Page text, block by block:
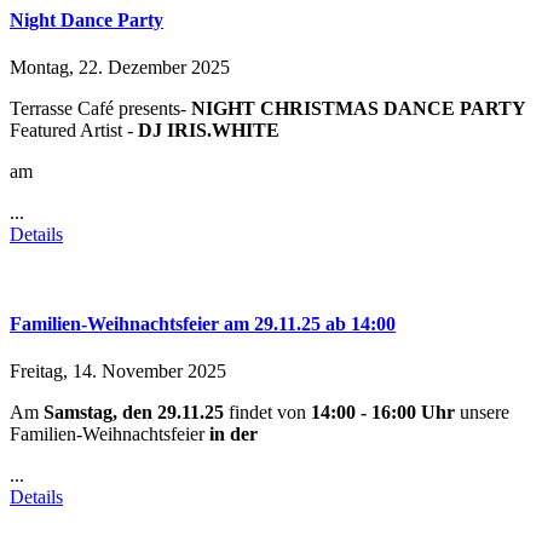
Night Dance Party
Montag, 22. Dezember 2025
Terrasse Café presents- NIGHT CHRISTMAS DANCE PARTY
Featured Artist - DJ IRIS.WHITE
am
...
Details
Familien-Weihnachtsfeier am 29.11.25 ab 14:00
Freitag, 14. November 2025
Am Samstag, den 29.11.25 findet von 14:00 - 16:00 Uhr unsere
Familien-Weihnachtsfeierin der
...
Details